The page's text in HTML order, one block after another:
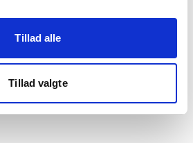
Tillad alle
Tillad valgte